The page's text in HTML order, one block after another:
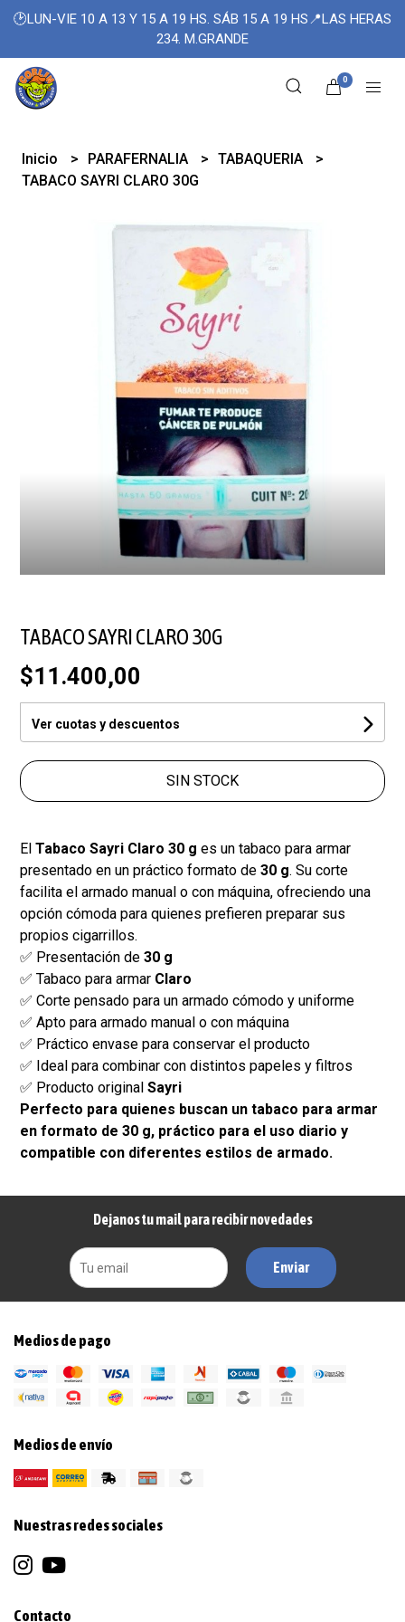
🕑LUN-VIE 10 A 13 Y 15 A 19 HS. SÁB 15 A 19 HS📍LAS HERAS
234. M.GRANDE
0
Inicio PARAFERNALIA
TABAQUERIA
TABACO SAYRI CLARO 30G
TABACO SAYRI CLARO 30G
$11.400,00
Ver cuotas y descuentos
SIN STOCK
ElTabaco Sayri Claro 30 g es un tabaco para armar
presentado en un práctico formato de30 g. Su corte
facilita el armado manual o con máquina, ofreciendo una
opción cómoda para quienes prefieren preparar sus
propios cigarrillos.
✅ Presentación de30 g
✅ Tabaco para armar Claro
✅ Corte pensado para un armado cómodo y uniforme
✅ Apto para armado manual o con máquina
✅ Práctico envase para conservar el producto
✅ Ideal para combinar con distintos papeles y filtros
✅ Producto originalSayri
Perfecto para quienes buscan un tabaco para armar
en formato de 30 g, práctico para el uso diario y
compatible con diferentes estilos de armado.
Dejanos tu mail para recibir novedades
Enviar
Medios de pago
Medios de envío
Nuestras redes sociales
Contacto